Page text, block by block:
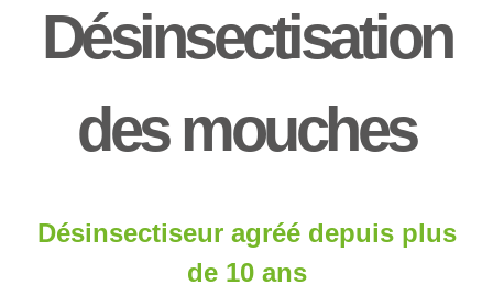
Désinsectisation
des mouches
Désinsectiseur agréé depuis plus
de 10 ans